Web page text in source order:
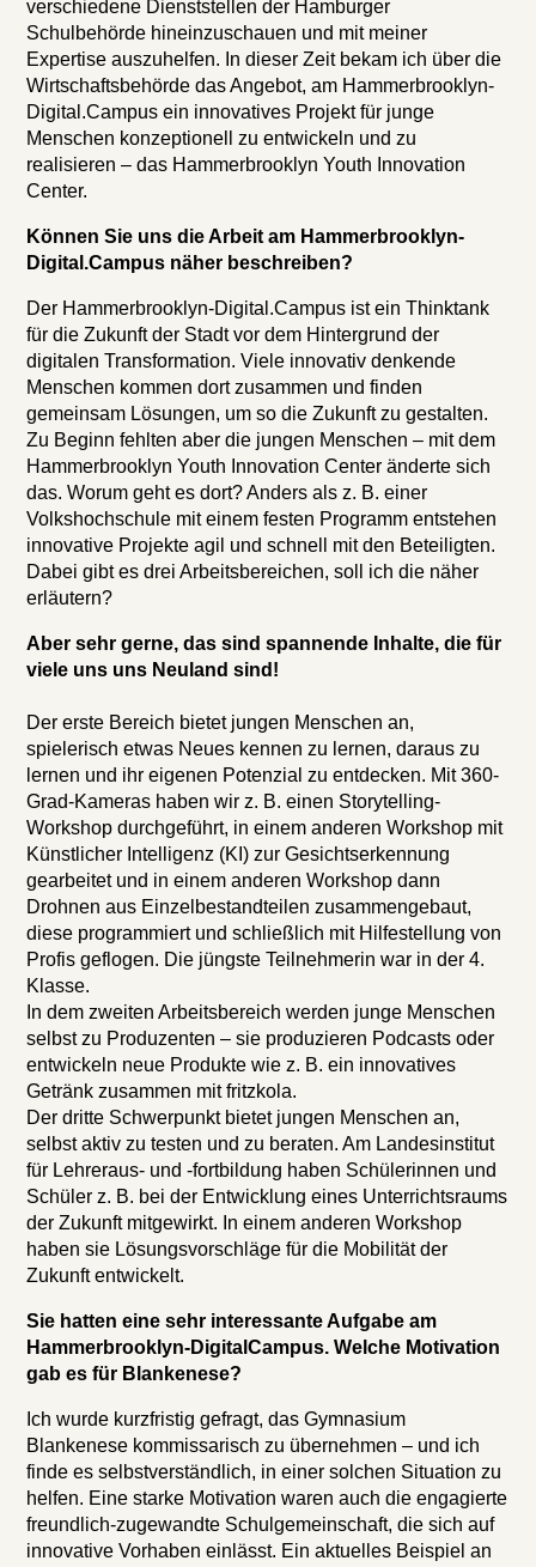
verschiedene Dienststellen der Hamburger
Schulbehörde hineinzuschauen und mit meiner
Expertise auszuhelfen. In dieser Zeit bekam ich über die
Wirtschaftsbehörde das Angebot, am Hammerbrooklyn-
Digital.Campus ein innovatives Projekt für junge
Menschen konzeptionell zu entwickeln und zu
realisieren – das Hammerbrooklyn Youth Innovation
Center.
Können Sie uns die Arbeit am Hammerbrooklyn-
Digital.Campus näher beschreiben?
Der Hammerbrooklyn-Digital.Campus ist ein Thinktank
für die Zukunft der Stadt vor dem Hintergrund der
digitalen Transformation. Viele innovativ denkende
Menschen kommen dort zusammen und finden
gemeinsam Lösungen, um so die Zukunft zu gestalten.
Zu Beginn fehlten aber die jungen Menschen – mit dem
Hammerbrooklyn Youth Innovation Center änderte sich
das. Worum geht es dort? Anders als z. B. einer
Volkshochschule mit einem festen Programm entstehen
innovative Projekte agil und schnell mit den Beteiligten.
Dabei gibt es drei Arbeitsbereichen, soll ich die näher
erläutern?
Aber sehr gerne, das sind spannende Inhalte, die für
viele uns uns Neuland sind!
Der erste Bereich bietet jungen Menschen an,
spielerisch etwas Neues kennen zu lernen, daraus zu
lernen und ihr eigenen Potenzial zu entdecken. Mit 360-
Grad-Kameras haben wir z. B. einen Storytelling-
Workshop durchgeführt, in einem anderen Workshop mit
Künstlicher Intelligenz (KI) zur Gesichtserkennung
gearbeitet und in einem anderen Workshop dann
Drohnen aus Einzelbestandteilen zusammengebaut,
diese programmiert und schließlich mit Hilfestellung von
Profis geflogen. Die jüngste Teilnehmerin war in der 4.
Klasse.
In dem zweiten Arbeitsbereich werden junge Menschen
selbst zu Produzenten – sie produzieren Podcasts oder
entwickeln neue Produkte wie z. B. ein innovatives
Getränk zusammen mit fritzkola.
Der dritte Schwerpunkt bietet jungen Menschen an,
selbst aktiv zu testen und zu beraten. Am Landesinstitut
für Lehreraus- und -fortbildung haben Schülerinnen und
Schüler z. B. bei der Entwicklung eines Unterrichtsraums
der Zukunft mitgewirkt. In einem anderen Workshop
haben sie Lösungsvorschläge für die Mobilität der
Zukunft entwickelt.
Sie hatten eine sehr interessante Aufgabe am
Hammerbrooklyn-DigitalCampus. Welche Motivation
gab es für Blankenese?
Ich wurde kurzfristig gefragt, das Gymnasium
Blankenese kommissarisch zu übernehmen – und ich
finde es selbstverständlich, in einer solchen Situation zu
helfen. Eine starke Motivation waren auch die engagierte
freundlich-zugewandte Schulgemeinschaft, die sich auf
innovative Vorhaben einlässt. Ein aktuelles Beispiel an